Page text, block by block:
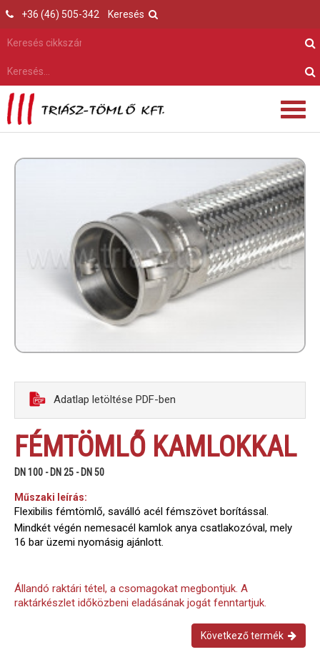
Keresés
+36 (46) 505-342
Adatlap letöltése PDF-ben
FÉMTÖMLŐ KAMLOKKAL
DN 100 - DN 25 - DN 50
Műszaki leírás:
Flexibilis fémtömlő, saválló acél fémszövet borítással.
Mindkét végén nemesacél kamlok anya csatlakozóval, mely
16 bar üzemi nyomásig ajánlott.
Állandó raktári tétel, a csomagokat megbontjuk. A
raktárkészlet időközbeni eladásának jogát fenntartjuk.
Következő termék